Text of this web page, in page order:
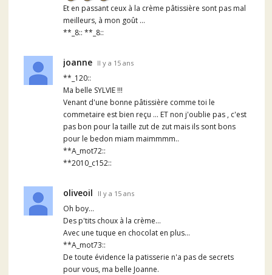
Et en passant ceux à la crème pâtissière sont pas mal
meilleurs, à mon goût ...
**_8:: **_8::
joanne Il y a 15 ans
**_120::
Ma belle SYLVIE !!!
Venant d'une bonne pâtissière comme toi le
commetaire est bien reçu ... ET non j'oublie pas , c'est
pas bon pour la taille zut de zut mais ils sont bons
pour le bedon miam maimmmm..
**A_mot72::
**2010_c152::
oliveoil Il y a 15 ans
Oh boy...
Des p'tits choux à la crème...
Avec une tuque en chocolat en plus...
**A_mot73::
De toute évidence la patisserie n'a pas de secrets
pour vous, ma belle Joanne.